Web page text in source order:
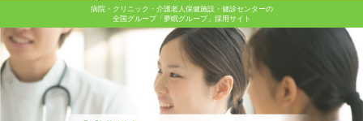
病院・クリニック・介護老人保健施設・健診センターの
全国グループ「夢眠グループ」採用サイト